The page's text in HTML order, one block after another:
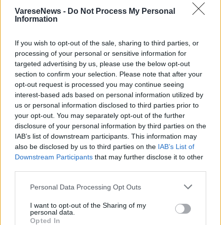
VareseNews - Do Not Process My Personal
Information
If you wish to opt-out of the sale, sharing to third parties, or
processing of your personal or sensitive information for
targeted advertising by us, please use the below opt-out
section to confirm your selection. Please note that after your
opt-out request is processed you may continue seeing
interest-based ads based on personal information utilized by
us or personal information disclosed to third parties prior to
your opt-out. You may separately opt-out of the further
disclosure of your personal information by third parties on the
IAB’s list of downstream participants. This information may
also be disclosed by us to third parties on the IAB’s List of
Downstream Participants that may further disclose it to other
Personal Data Processing Opt Outs
I want to opt-out of the Sharing of my
personal data.
Opted In
Confindustria Varese e Aifi insieme per
sostenere le startup: “Insieme per
trovare investitori”